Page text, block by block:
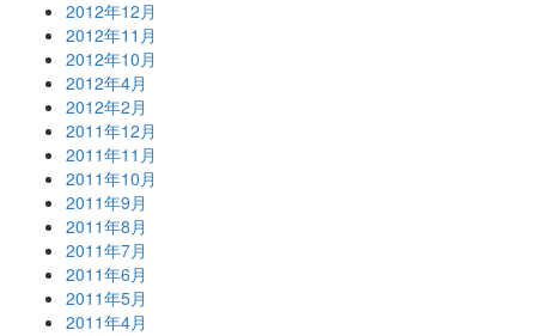
2012年12月
2012年11月
2012年10月
2012年4月
2012年2月
2011年12月
2011年11月
2011年10月
2011年9月
2011年8月
2011年7月
2011年6月
2011年5月
2011年4月